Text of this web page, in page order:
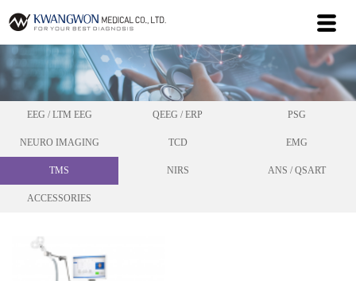
EEG / LTM EEG QEEG / ERP PSG
NEURO IMAGING TCD EMG
TMS NIRS ANS / QSART
ACCESSORIES